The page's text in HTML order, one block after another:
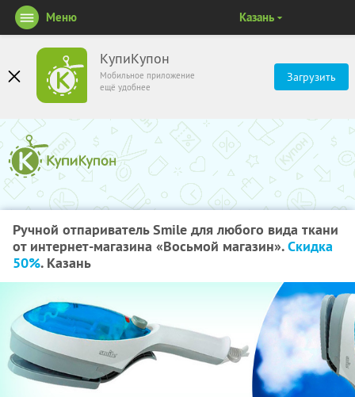
КупиКупон
Мобильное приложение
ещё удобнее
Загрузить
Меню Казань
Ручной отпариватель Smile для любого вида ткани
от интернет-магазина «Восьмой магазин».Скидка
50%. Казань